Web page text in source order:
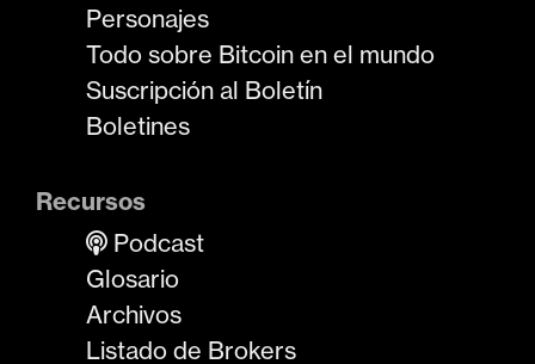
Personajes
Todo sobre Bitcoin en el mundo
Suscripción al Boletín
Boletines
Recursos
Podcast
Glosario
Archivos
Listado de Brokers